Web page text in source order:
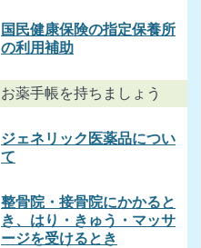
国民健康保険の指定保養所
の利用補助
お薬手帳を持ちましょう
ジェネリック医薬品につい
て
整骨院・接骨院にかかると
き、はり・きゅう・マッサ
ージを受けるとき